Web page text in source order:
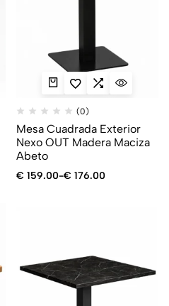
(0)
Mesa Cuadrada Exterior
Nexo OUT Madera Maciza
Abeto
€ 159.00-€ 176.00